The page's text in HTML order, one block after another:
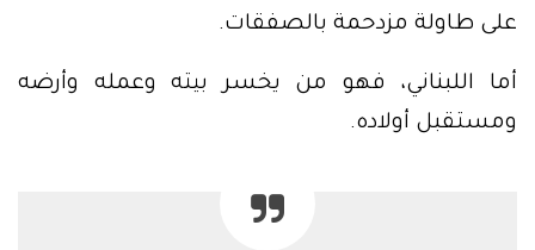
على طاولة مزدحمة بالصفقات.
أما اللبناني، فهو من يخسر بيته وعمله وأرضه
ومستقبل أولاده.